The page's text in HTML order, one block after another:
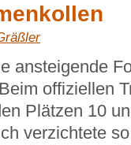
ansteigende
offiziellen
Plätzen 10
verzichtete